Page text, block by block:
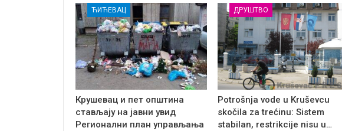
ЋИЋЕВАЦ
Крушевац и пет општина
стављају на јавни увид
Регионални план управљања
ДРУШТВО
Potrošnja vode u Kruševcu
skočila za trećinu: Sistem
stabilan, restrikcije nisu u…